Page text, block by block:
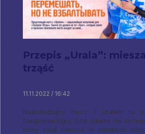
Przepis „Urala”:
trząść
11.11.2022 / 16:42
Nadchodzący mecz z Uralem to
Gazpromu-Ugry. Dziś daleko mu do
który zajął miejsce w ostatnich